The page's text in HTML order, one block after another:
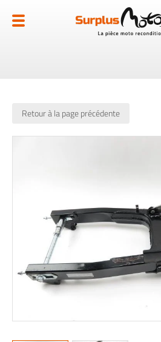
au
contenu
Retour à la page précédente